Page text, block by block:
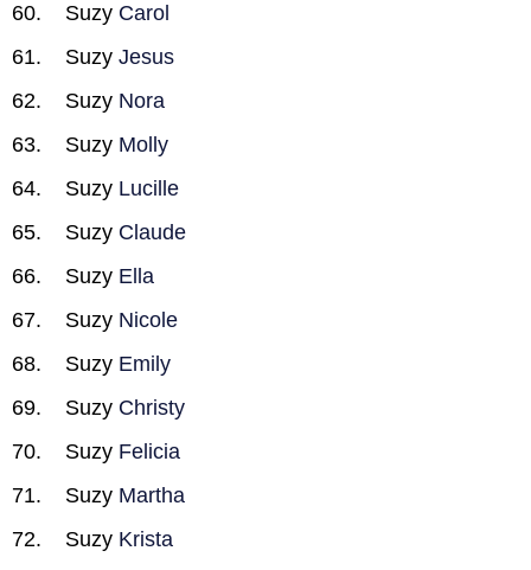
Suzy Carol
Suzy Jesus
Suzy Nora
Suzy Molly
Suzy Lucille
Suzy Claude
Suzy Ella
Suzy Nicole
Suzy Emily
Suzy Christy
Suzy Felicia
Suzy Martha
Suzy Krista